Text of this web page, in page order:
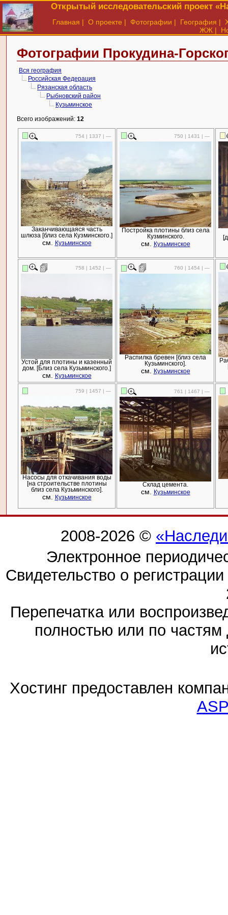
Открытый исследовательский проект
Главная | О проекте | Фотографии | География |
ЖЖ |
Фотографии Прокудина-
Вся география
Российская Федерация
Рязанская область
Рыбновский район
Кузьминское
Всего изображений: 12
754 | 1337 | —
Заканчивающаяся часть
шлюза [близ села Кузминского.]
см. Кузьминское
750 | 1431 | —
Постройка плотины близ села
Кузминского.
см. Кузьминское
758 | 1452 | —
Устой для плотины и казенный
дом. [Близ села Кузьминского.]
см. Кузьминское
760 | 1454 | —
Распилка бревен [близ села
Кузьминского].
см. Кузьминское
759 | 1457 | —
Насосы для откачивания воды
[на строительстве плотины
близ села Кузьминского].
см. Кузьминское
761 | 1467 | —
Склад цемента.
см. Кузьминское
2008-2026 ©
Электронное
Свидетельство о
Перепечатка или
полностью или по частям
Хостинг предоставлен